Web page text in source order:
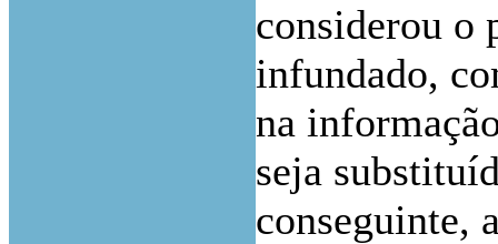
considerou o
infundado,
na
seja
conseguinte,